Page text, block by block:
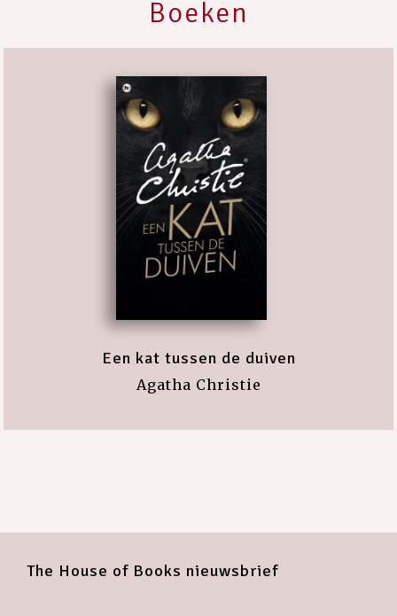
Boeken
Een kat tussen de duiven
Agatha Christie
The House of Books nieuwsbrief